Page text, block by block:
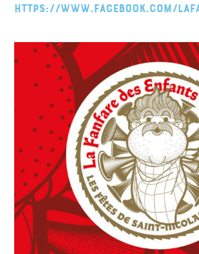
https://www.facebook.com/